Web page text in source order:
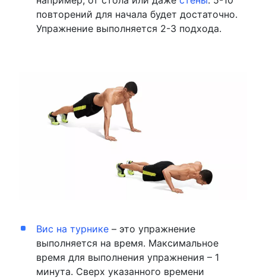
повторений для начала будет достаточно.
Упражнение выполняется 2-3 подхода.
Вис на турнике– это упражнение
выполняется на время. Максимальное
время для выполнения упражнения – 1
минута. Сверх указанного времени